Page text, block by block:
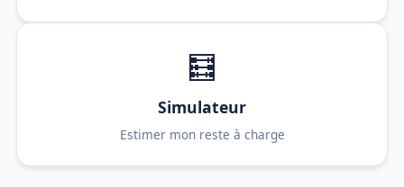
🧮
Simulateur
Estimer mon reste à charge